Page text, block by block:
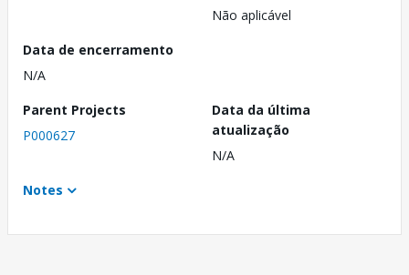
Não aplicável
Data de encerramento
N/A
Parent Projects
P000627
Data da última
atualização
N/A
Notes